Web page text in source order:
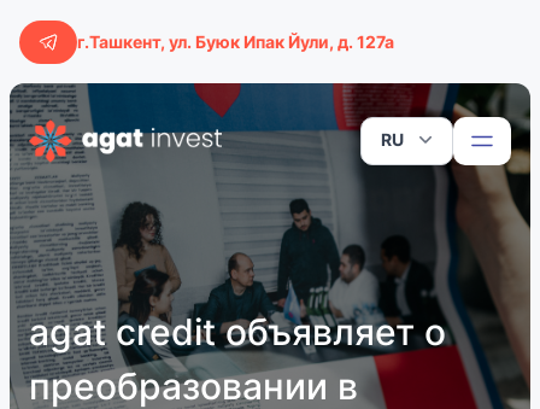
г.Ташкент, ул. Буюк Ипак Йули, д. 127а
RU
agat credit объявляет о
преобразовании в